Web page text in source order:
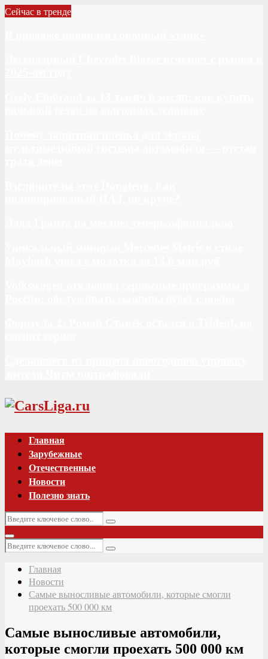
Сейчас в тренде
Vk
Главная
Зарубежные
Отечественные
Новости
Полезно знать
Искать:
Поиск
Основное
меню
Искать:
Поиск
Главная
Новости
Самые выносливые автомобили, которые смогли
проехать 500 000 км
Самые выносливые автомобили,
которые смогли проехать 500 000 км